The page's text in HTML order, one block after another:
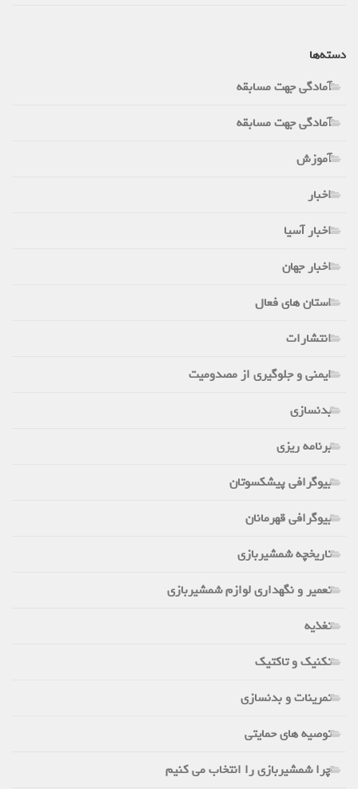
دسته‌ها
آمادگی جهت مسابقه
آمادگی جهت مسابقه
آموزش
اخبار
اخبار آسیا
اخبار جهان
استان های فعال
انتشارات
ایمنی و جلوگیری از مصدومیت
بدنسازی
برنامه ریزی
بیوگرافی پیشکسوتان
بیوگرافی قهرمانان
تاریخچه شمشیربازی
تعمیر و نگهداری لوازم شمشیربازی
تغذیه
تکنیک و تاکتیک
تمرینات و بدنسازی
توصیه های حمایتی
چرا شمشیربازی را انتخاب می کنیم